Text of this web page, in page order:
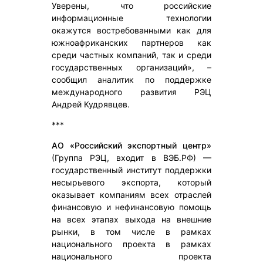
Уверены, что российские
информационные технологии
окажутся востребованными как для
южноафриканских партнеров как
среди частных компаний, так и среди
государственных организаций», –
сообщил аналитик по поддержке
международного развития РЭЦ
Андрей Кудрявцев.
***
АО «Российский экспортный центр»
(Группа РЭЦ, входит в ВЭБ.РФ) —
государственный институт поддержки
несырьевого экспорта, который
оказывает компаниям всех отраслей
финансовую и нефинансовую помощь
на всех этапах выхода на внешние
рынки, в том числе в рамках
национального проекта в рамках
национального проекта